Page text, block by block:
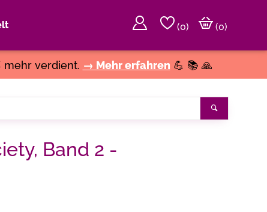
(0)
(0)
mehr verdient. → Mehr erfahren 💪 📚 🙏
Band 2 -